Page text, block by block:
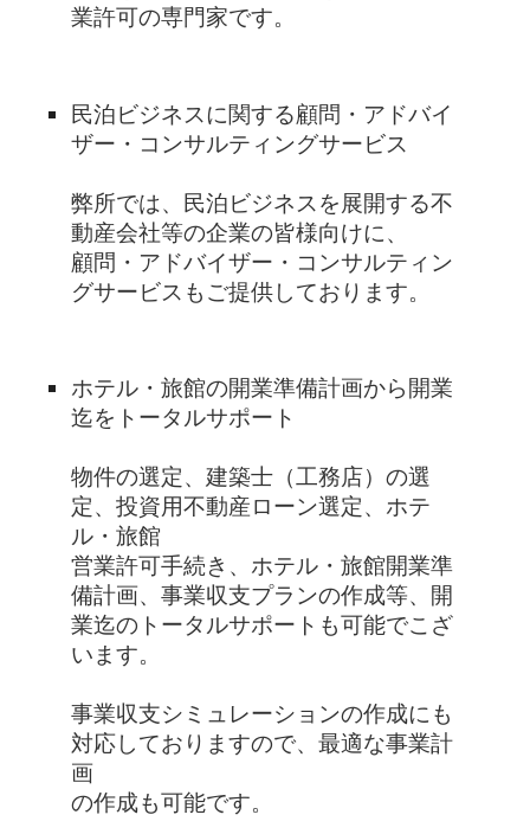
業許可の専門家です。
民泊ビジネスに関する顧問・アドバイ
ザー・コンサルティングサービス
弊所では、民泊ビジネスを展開する不
動産会社等の企業の皆様向けに、
顧問・アドバイザー・コンサルティン
グサービスもご提供しております。
ホテル・旅館の開業準備計画から開業
迄をトータルサポート
物件の選定、建築士（工務店）の選
定、投資用不動産ローン選定、ホテ
ル・旅館
営業許可手続き、ホテル・旅館開業準
備計画、事業収支プランの作成等、開
業迄のトータルサポートも可能でこざ
います。
事業収支シミュレーションの作成にも
対応しておりますので、最適な事業計
画
の作成も可能です。